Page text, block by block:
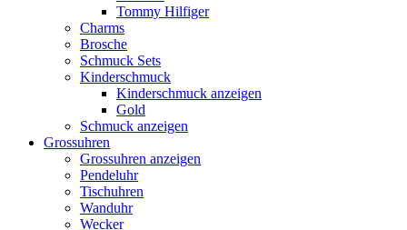
Tommy Hilfiger
Charms
Brosche
Schmuck Sets
Kinderschmuck
Kinderschmuck anzeigen
Gold
Schmuck anzeigen
Grossuhren
Grossuhren anzeigen
Pendeluhr
Tischuhren
Wanduhr
Wecker